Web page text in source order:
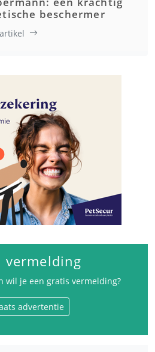
beschermer
vermelding
wil je een gratis vermelding?
advertentie